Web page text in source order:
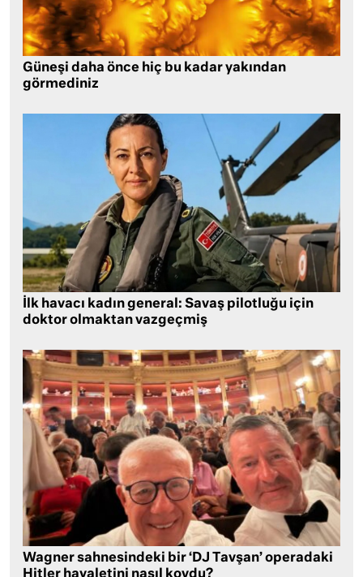
Güneşi daha önce hiç bu kadar yakından
görmediniz
İlk havacı kadın general: Savaş pilotluğu için
doktor olmaktan vazgeçmiş
Wagner sahnesindeki bir ‘DJ Tavşan’ operadaki